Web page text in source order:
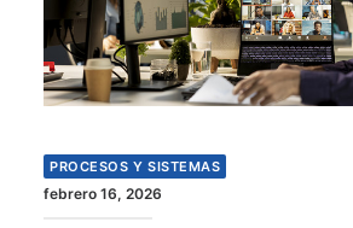
PROCESOS Y SISTEMAS
febrero 16, 2026